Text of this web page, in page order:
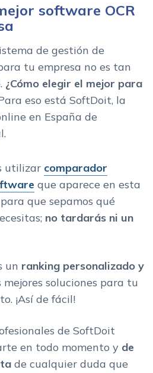
software OCR
de gestión de
tu empresa no es tan
¿Cómo elegir el mejor para
eso está SoftDoit, la
en España de
utilizar comparador
que aparece en esta
que sepamos qué
no tardarás ni un
un ranking personalizado y
mejores soluciones para tu
¡Así de fácil!
de SoftDoit
en todo momento y de
de cualquier duda que